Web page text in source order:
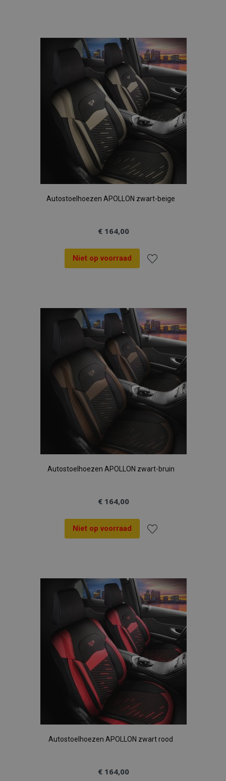
aan
verlanglijst
Autostoelhoezen APOLLON zwart-beige
€ 164,00
Niet op voorraad
aan
verlanglijst
Autostoelhoezen APOLLON zwart-bruin
€ 164,00
Niet op voorraad
aan
verlanglijst
Autostoelhoezen APOLLON zwart rood
€ 164,00